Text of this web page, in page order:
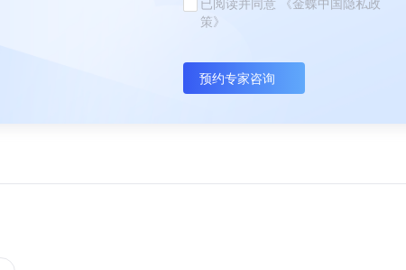
已阅读并同意
《金蝶中国隐私政
策》
预约专家咨询